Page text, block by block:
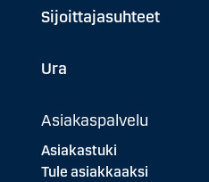
Sijoittajasuhteet
Ura
Asiakaspalvelu
Asiakastuki
Tule asiakkaaksi